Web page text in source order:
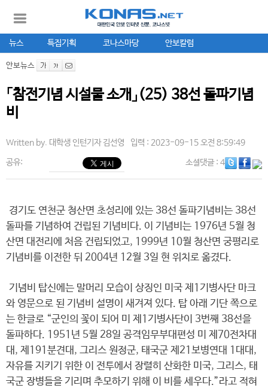
뉴스 특집기획 코나스마당 안보칼럼
안보뉴스
「참전기념 시설물 소개」(25) 38선 돌파기념
비
Written by. 대학생 인턴기자 김선영 입력 : 2023-09-15 오전 8:59:49
공유: 소셜댓글: 4
경기도 연천군 청산면 초성리에 있는 38선 돌파기념비는 38선
돌파를 기념하여 건립된 기념비다. 이 기념비는 1976년 5월 청
산면 대전리에 처음 건립되었고, 1999년 10월 청산면 궁평리로
기념비를 이전한 뒤 2004년 12월 3일 현 위치로 옮겼다.
기념비 탑신에는 말머리 모습이 상징인 미국 제1기병사단 마크
와 영문으로 된 기념비 설명이 새겨져 있다. 탑 아래 기단 쪽으로
는 한글로 “군인의 꽃이 되어 미 제1기병사단이 3번째 38선을
돌파하다. 1951년 5월 28일 공격임무부대편성 미 제70전차대
대, 제191분견대, 그리스 원정군, 태국군 제21보병연대 1대대,
자유를 지키기 위한 이 전투에서 장렬히 산화한 미국, 그리스, 태
국군 장병들을 기리며 추모하기 위해 이 비를 세우다.”라고 적혀